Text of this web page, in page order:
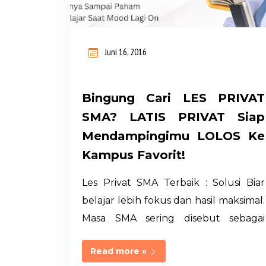
i
Juni 16, 2016
Bingung Cari LES PRIVAT
SMA? LATIS PRIVAT Siap
Mendampingimu LOLOS Ke
Kampus Favorit!
Les Privat SMA Terbaik : Solusi Biar
belajar lebih fokus dan hasil maksimal.
Masa SMA sering disebut sebagai
pendidikan seseorang. Inilah fase
Read more »